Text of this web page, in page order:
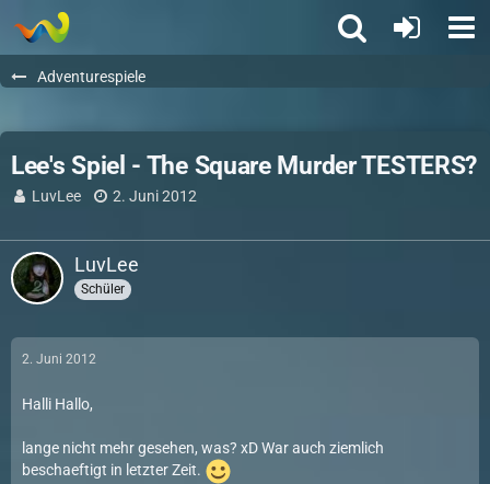
Adventurespiele
Lee's Spiel - The Square Murder TESTERS?
LuvLee 2. Juni 2012
LuvLee
Schüler
2. Juni 2012
Halli Hallo,
lange nicht mehr gesehen, was? xD War auch ziemlich
beschaeftigt in letzter Zeit.